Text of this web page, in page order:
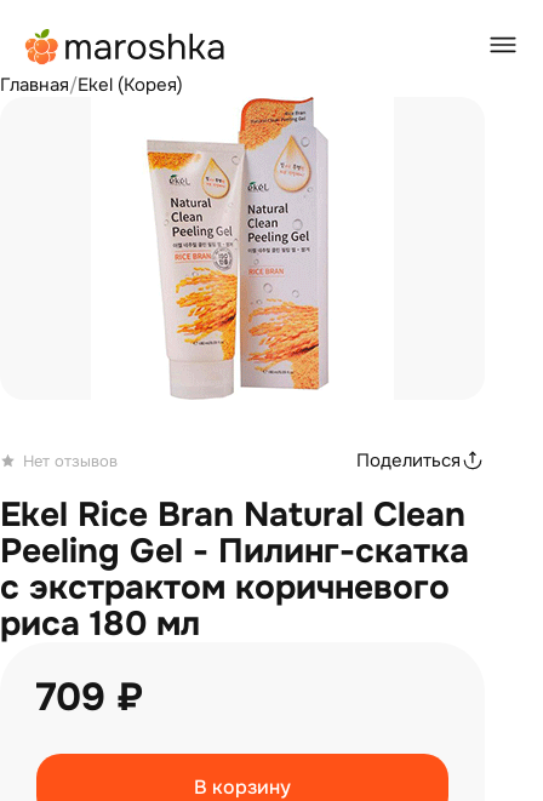
Главная/Ekel (Корея)
Нет отзывов Поделиться
Ekel Rice Bran Natural Clean
Peeling Gel - Пилинг-скатка
с экстрактом коричневого
риса 180 мл
709 ₽
В корзину